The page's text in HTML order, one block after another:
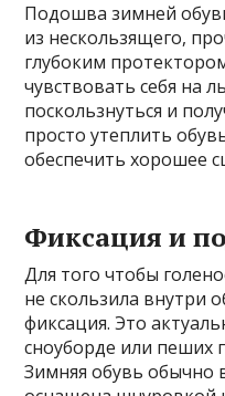
Подошва зимней
из нескользящего,
глубоким
чувствовать себя на
поскользнуться и
просто утеплить
обеспечить хорошее
Фиксация и
Для того чтобы
не скользила внутри
фиксация. Это
сноуборде или пеших
Зимняя обувь обычно